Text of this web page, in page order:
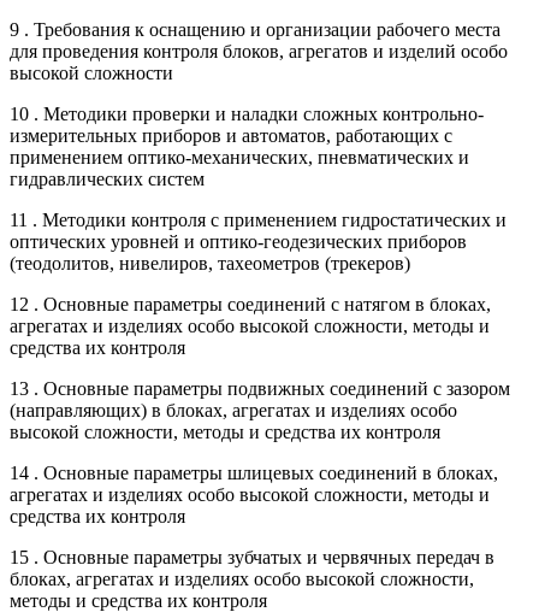
9 . Требования к оснащению и организации рабочего места
для проведения контроля блоков, агрегатов и изделий особо
высокой сложности
10 . Методики проверки и наладки сложных контрольно-
измерительных приборов и автоматов, работающих с
применением оптико-механических, пневматических и
гидравлических систем
11 . Методики контроля с применением гидростатических и
оптических уровней и оптико-геодезических приборов
(теодолитов, нивелиров, тахеометров (трекеров)
12 . Основные параметры соединений с натягом в блоках,
агрегатах и изделиях особо высокой сложности, методы и
средства их контроля
13 . Основные параметры подвижных соединений с зазором
(направляющих) в блоках, агрегатах и изделиях особо
высокой сложности, методы и средства их контроля
14 . Основные параметры шлицевых соединений в блоках,
агрегатах и изделиях особо высокой сложности, методы и
средства их контроля
15 . Основные параметры зубчатых и червячных передач в
блоках, агрегатах и изделиях особо высокой сложности,
методы и средства их контроля